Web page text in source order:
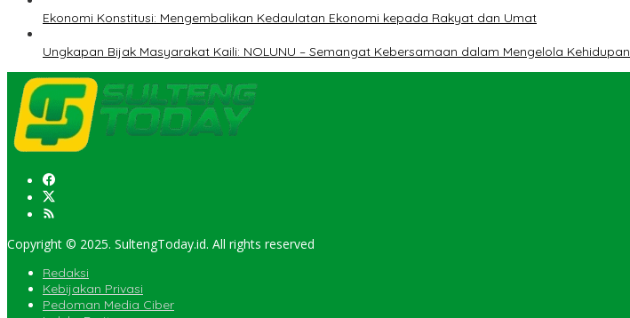
Ekonomi Konstitusi: Mengembalikan Kedaulatan Ekonomi kepada Rakyat dan Umat
Ungkapan Bijak Masyarakat Kaili: NOLUNU – Semangat Kebersamaan dalam Mengelola Kehidupan
Copyright © 2025. SultengToday.id. All rights reserved
Redaksi
Kebijakan Privasi
Pedoman Media Ciber